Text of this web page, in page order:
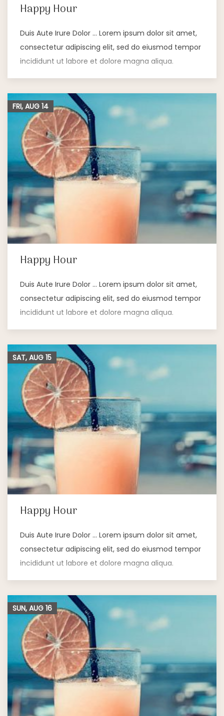
Happy Hour
Duis Aute Irure Dolor … Lorem ipsum dolor sit amet,
consectetur adipiscing elit, sed do eiusmod tempor
incididunt ut labore et dolore magna aliqua.
Happy Hour
Duis Aute Irure Dolor … Lorem ipsum dolor sit amet,
consectetur adipiscing elit, sed do eiusmod tempor
incididunt ut labore et dolore magna aliqua.
FRI, AUG 14
Happy Hour
Duis Aute Irure Dolor … Lorem ipsum dolor sit amet,
consectetur adipiscing elit, sed do eiusmod tempor
incididunt ut labore et dolore magna aliqua.
SAT, AUG 15
SUN, AUG 16